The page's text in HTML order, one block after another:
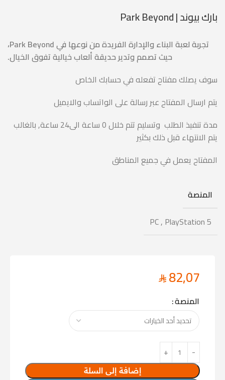
بارك بيوند | Park Beyond
تجربة لعبة البناء والإدارة الفريدة من نوعها في Park Beyond،
حيث تصمم وتدير حديقة ألعاب خيالية تفوق الخيال.
سوف يصلك مفتاح تفعله في حسابك الخاص
يتم ارسال المفتاح عبر رسالة على الواتساب والايميل
مدة تنفيذ الطلب وتسليم تتم خلال 0 ساعة الى24 ساعة, بالغالب
يتم الانتهاء قبل ذلك بكثير
المفتاح يعمل في جميع المناطق
المنصة
PC, PlayStation 5
82,07
المنصة
إضافة إلى السلة